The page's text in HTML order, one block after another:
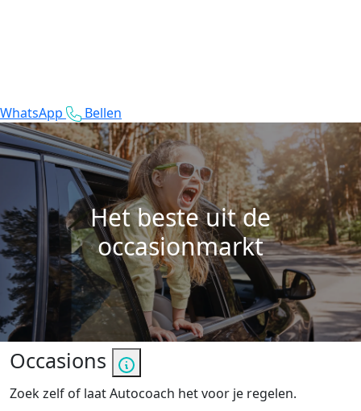
WhatsApp Bellen
Het beste uit de
occasionmarkt
Occasions
Zoek zelf of laat Autocoach het voor je regelen.